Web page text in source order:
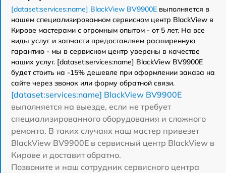
[dataset:services:name] BlackView BV9900E выполняется в
нашем специализированном сервисном центр BlackView в
Кирове мастерами с огромным опытом - от 5 лет. На все
виды услуг и запчасти предоставляем расширенную
гарантию - мы в сервисном центр уверены в качестве
наших услуг. [dataset:services:name] BlackView BV9900E
будет стоить на -15% дешевле при оформлении заказа на
сайте через звонок или форму обратной связи.
[dataset:services:name] BlackView BV9900E
выполняется на выезде, если не требует
специализированного оборудования и сложного
ремонта. В таких случаях наш мастер привезет
BlackView BV9900E в сервисный центр BlackView в
Кирове и доставит обратно.
Позвоните и наш сотрудник сервисного центра